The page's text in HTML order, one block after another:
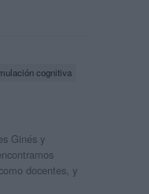
cognitiva
Ginés y
docentes, y